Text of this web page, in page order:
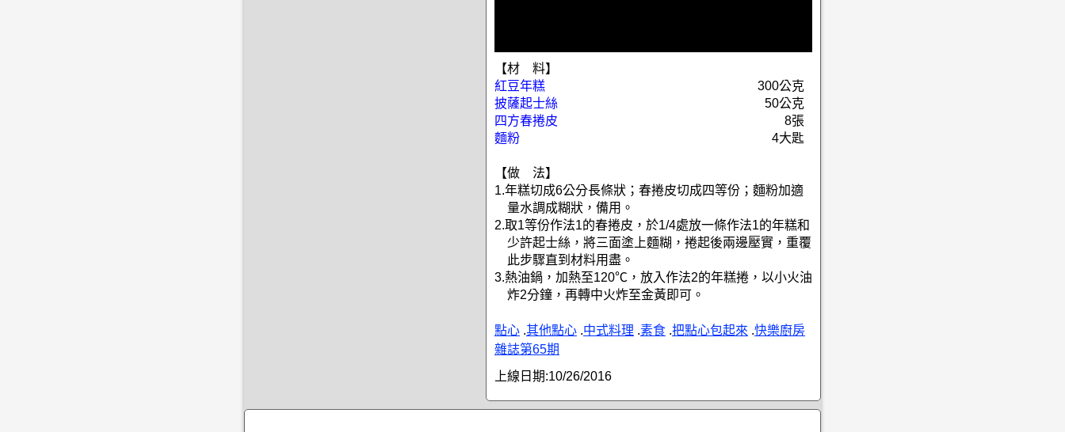
【材 料】
紅豆年糕
300公克
披薩起士絲
50公克
四方春捲皮
8張
麵粉
4大匙
【做 法】
1.年糕切成6公分長條狀；春捲皮切成四等份；麵粉加適
量水調成糊狀，備用。
2.取1等份作法1的春捲皮，於1/4處放一條作法1的年糕和
少許起士絲，將三面塗上麵糊，捲起後兩邊壓實，重覆
此步驟直到材料用盡。
3.熱油鍋，加熱至120℃，放入作法2的年糕捲，以小火油
炸2分鐘，再轉中火炸至金黃即可。
點心 .其他點心 .中式料理 .素食 .把點心包起來 .快樂廚房
雜誌第65期
上線日期:10/26/2016